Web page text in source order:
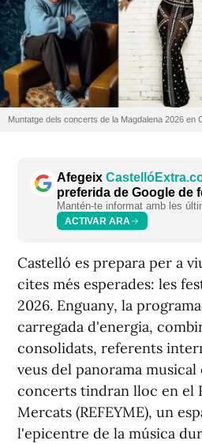
Muntatge dels concerts de la Magdalena 2026 en
Afegeix
preferida de Google de
Mantén-te informat amb les
ACTIVAR ARA
Castelló es prepara per a
cites més esperades: les
2026. Enguany, la
carregada d'energia,
consolidats, referents
veus del panorama musical
concerts tindran lloc en el
Mercats (REFEYME), un
l'epicentre de la música